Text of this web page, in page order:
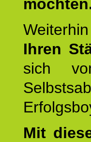
Ihren
sich
Mit